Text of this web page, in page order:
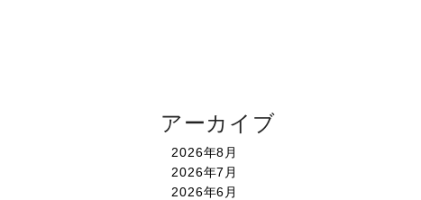
アーカイブ
2026年8月
2026年7月
2026年6月